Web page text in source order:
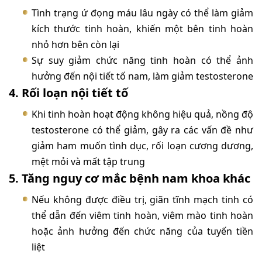
Tình trạng ứ đọng máu lâu ngày có thể làm giảm
kích thước tinh hoàn, khiến một bên tinh hoàn
nhỏ hơn bên còn lại
Sự suy giảm chức năng tinh hoàn có thể ảnh
hưởng đến nội tiết tố nam, làm giảm testosterone
4. Rối loạn nội tiết tố
Khi tinh hoàn hoạt động không hiệu quả, nồng độ
testosterone có thể giảm, gây ra các vấn đề như
giảm ham muốn tình dục, rối loạn cương dương,
mệt mỏi và mất tập trung
5. Tăng nguy cơ mắc bệnh nam khoa khác
Nếu không được điều trị, giãn tĩnh mạch tinh có
thể dẫn đến viêm tinh hoàn, viêm mào tinh hoàn
hoặc ảnh hưởng đến chức năng của tuyến tiền
liệt